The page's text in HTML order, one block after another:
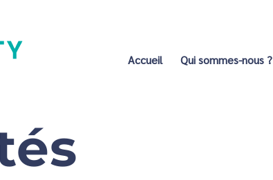
Accueil Qui sommes-nous ?